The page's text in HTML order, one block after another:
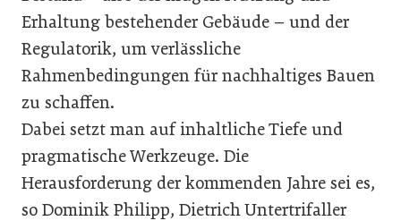
Erhaltung bestehender Gebäude – und der
Regulatorik, um verlässliche
Rahmenbedingungen für nachhaltiges Bauen
zu schaffen.
Dabei setzt man auf inhaltliche Tiefe und
pragmatische Werkzeuge. Die
Herausforderung der kommenden Jahre sei es,
so Dominik Philipp, Dietrich Untertrifaller